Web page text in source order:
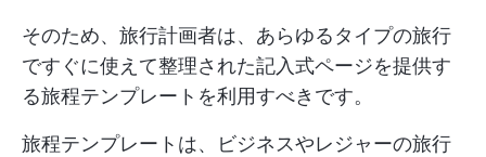
そのため、旅行計画者は、あらゆるタイプの旅行
ですぐに使えて整理された記入式ページを提供す
る旅程テンプレートを利用すべきです。
旅程テンプレートは、ビジネスやレジャーの旅行